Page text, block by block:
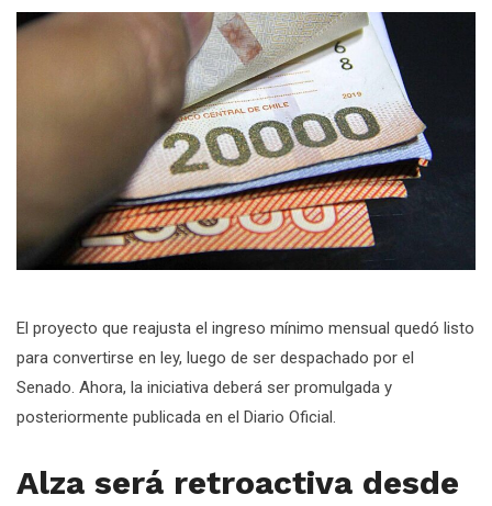
El proyecto que reajusta el ingreso mínimo mensual quedó listo
para convertirse en ley, luego de ser despachado por el
Senado. Ahora, la iniciativa deberá ser promulgada y
posteriormente publicada en el Diario Oficial.
Alza será retroactiva desde